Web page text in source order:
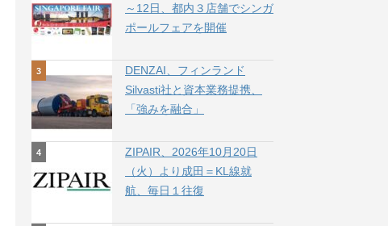
～12日、都内３店舗でシンガ
ポールフェアを開催
DENZAI、フィンランド
Silvasti社と資本業務提携、
「強みを融合」
ZIPAIR、2026年10月20日
（火）より成田＝KL線就
航、毎日１往復